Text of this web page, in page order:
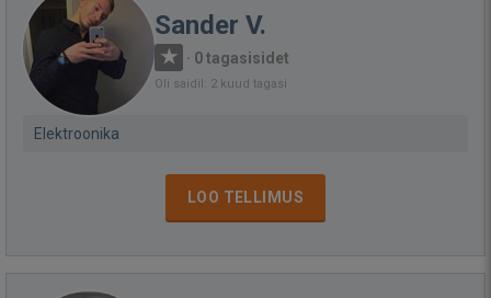
Sander V.
· 0 tagasisidet
Oli saidil: 2 kuud tagasi
Elektroonika
LOO TELLIMUS